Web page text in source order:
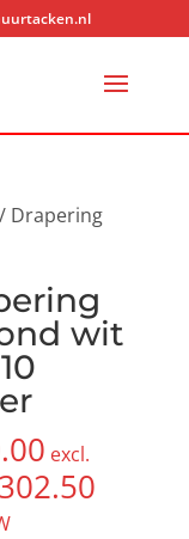
/ Drapering
wit
excl.
302.50